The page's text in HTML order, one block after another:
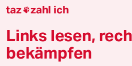
Downloads für Abonnierende
© 2026 taz Verlags und Vertriebs
taz zahl ich
Links lesen,
bekämpfen